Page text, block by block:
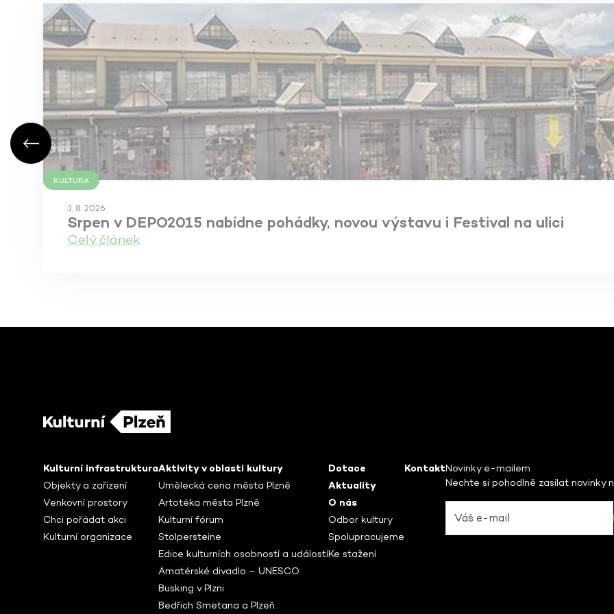
KULTURA
3. 8. 2026
Srpen v DEPO2015 nabídne pohádky, novou výstavu i Festival na ulici
Celý článek
Kulturní infrastruktura
Objekty a zařízení
Venkovní prostory
Chci pořádat akci
Kulturní organizace
Aktivity v oblasti kultury
Umělecká cena města Plzně
Artotéka města Plzně
Kulturní fórum
Stolpersteine
Edice kulturních osobností a událostí
Amatérské divadlo – UNESCO
Busking v Plzni
Bedřich Smetana a Plzeň
Dotace
Aktuality
O nás
Odbor kultury
Spolupracujeme
Ke stažení
KontaktNovinky e-mailem
Nechte si pohodlně zasílat novinky